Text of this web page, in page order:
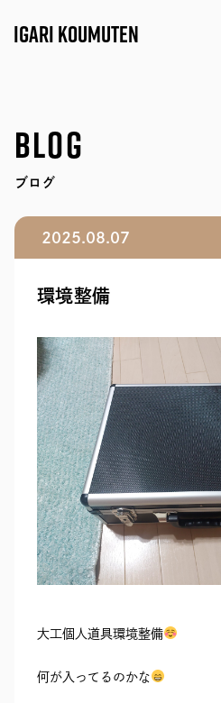
IGARI KOUMUTEN
COMPANY
STAFF
RECRUIT
MAIL
メール・資料請求
RESERVATION
LINEから来店
BLOG
ブログ
2025.08.07
環境整備
大工個人道具環境整備
何が入ってるのかな